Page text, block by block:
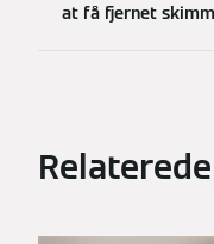
at få fjernet